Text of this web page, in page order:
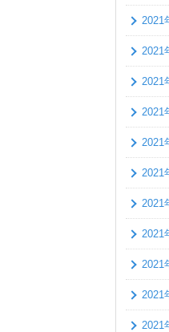
2021
2021
2021
2021
2021
2021
2021
2021
2021
2021
2021